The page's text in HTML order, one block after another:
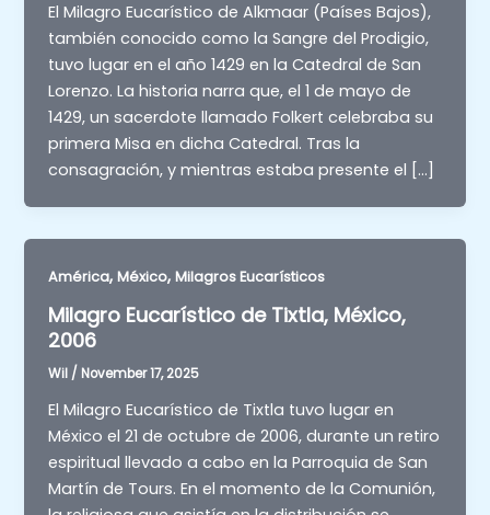
El Milagro Eucarístico de Alkmaar (Países Bajos),
también conocido como la Sangre del Prodigio,
tuvo lugar en el año 1429 en la Catedral de San
Lorenzo. La historia narra que, el 1 de mayo de
1429, un sacerdote llamado Folkert celebraba su
primera Misa en dicha Catedral. Tras la
consagración, y mientras estaba presente el […]
América,México,Milagros Eucarísticos
Milagro Eucarístico de Tixtla, México,
2006
Wil / November 17, 2025
El Milagro Eucarístico de Tixtla tuvo lugar en
México el 21 de octubre de 2006, durante un retiro
espiritual llevado a cabo en la Parroquia de San
Martín de Tours. En el momento de la Comunión,